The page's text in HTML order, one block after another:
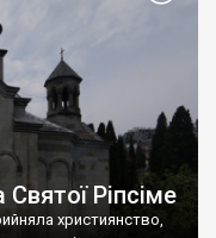
Ріпсіме
християнство,